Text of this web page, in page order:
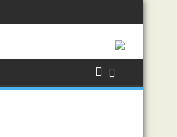
KORUPSI PERTAMBANGAN BERSAMA
KESIAPSIAGAAN TANGGAP